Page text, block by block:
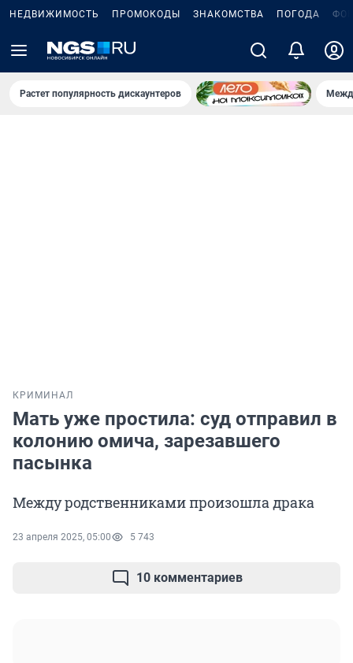
НЕДВИЖИМОСТЬ ПРОМОКОДЫ ЗНАКОМСТВА ПОГОДА
Растет популярность дискаунтеров
КРИМИНАЛ
Мать уже простила: суд отправил в
колонию омича, зарезавшего
пасынка
Между родственниками произошла драка
23 апреля 2025, 05:00 5 743
10 комментариев